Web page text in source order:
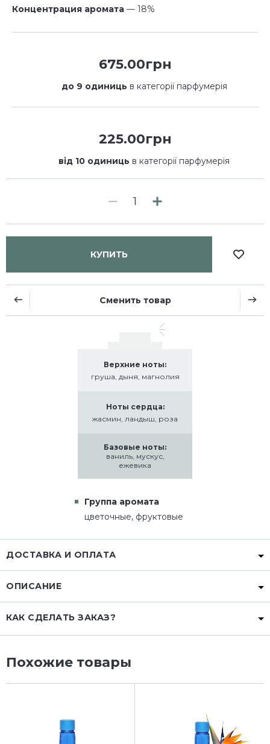
Концентрация аромата
— 18%
675.00грн
до 9 одиниць в категорії парфумерія
225.00грн
від 10 одиниць в категорії парфумерія
КУПИТЬ
Сменить товар
Верхние ноты:
груша, дыня, магнолия
Ноты сердца:
жасмин, ландыш, роза
Базовые ноты:
ваниль, мускус,
ежевика
Группа аромата
цветочные, фруктовые
ДОСТАВКА И ОПЛАТА
ОПИСАНИЕ
КАК СДЕЛАТЬ ЗАКАЗ?
Похожие товары